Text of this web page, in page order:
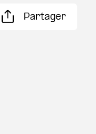
Partager